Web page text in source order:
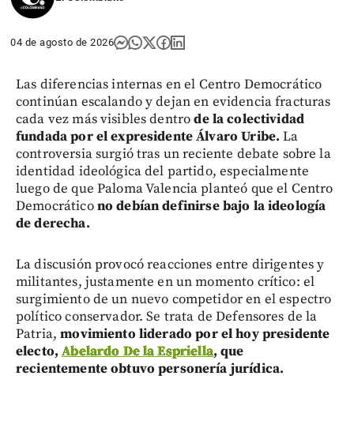
04 de agosto de 2026
Las diferencias internas en el Centro Democrático
continúan escalando y dejan en evidencia fracturas
cada vez más visibles dentrode la colectividad
fundada por el expresidente Álvaro Uribe.La
controversia surgió tras un reciente debate sobre la
identidad ideológica del partido, especialmente
luego de que Paloma Valencia planteó que el Centro
Democráticono debían definirse bajo la ideología
de derecha.
La discusión provocó reacciones entre dirigentes y
militantes, justamente en un momento crítico: el
surgimiento de un nuevo competidor en el espectro
político conservador. Se trata de Defensores de la
Patria,movimiento liderado por el hoy presidente
electo,Abelardo De la Espriella, que
recientemente obtuvo personería jurídica.